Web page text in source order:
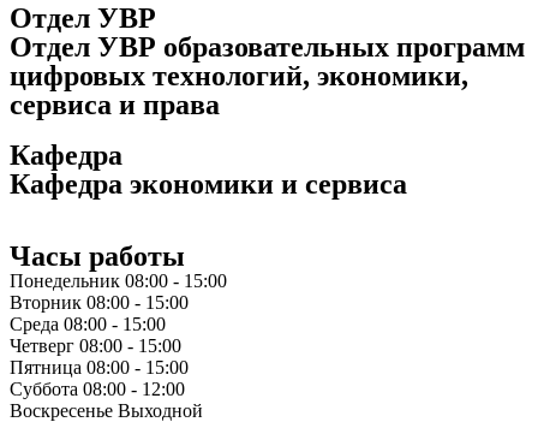
Отдел УВР
Отдел УВР образовательных программ
цифровых технологий, экономики,
сервиса и права
Кафедра
Кафедра экономики и сервиса
Часы работы
Понедельник 08:00 - 15:00
Вторник 08:00 - 15:00
Среда 08:00 - 15:00
Четверг 08:00 - 15:00
Пятница 08:00 - 15:00
Суббота 08:00 - 12:00
Воскресенье Выходной